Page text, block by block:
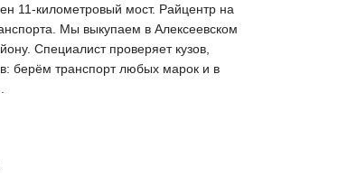
11-километровый мост. Райцентр на
Мы выкупаем в Алексеевском
Специалист проверяет кузов,
берём транспорт любых марок и в